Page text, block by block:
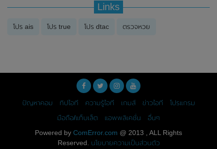
Links
โปร ais โปร true โปร dtac ตรวจหวย
ปัญหาคอม ทิปไอที ความรู้ไอที เกมส์ ข่าวไอที
โปรแกรม
มือถือ/แท็บเล็ต
แอพพลิเคชั่น
อื่นๆ
Powered by ComError.com @ 2013 , ALL Rights
Reserved. นโยบายความเป็นส่วนตัว